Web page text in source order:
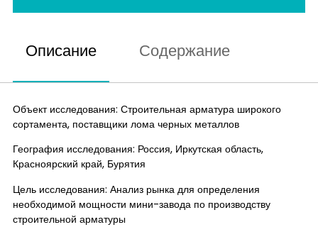
Описание Содержание
Объект исследования: Строительная арматура широкого
сортамента, поставщики лома черных металлов
География исследования: Россия, Иркутская область,
Красноярский край, Бурятия
Цель исследования: Анализ рынка для определения
необходимой мощности мини-завода по производству
строительной арматуры